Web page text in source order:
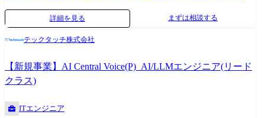
ト推進 クライアント・案件例 ・大手不動産会社のテナント企業向け会員
制施設・サービスの予約、決済システムの開発 仕事内容(想定) ・社内や
を想定しています. ※1 業務変更の範囲:会社内でのすべての業務 開発環
境 ・フロントエンド:JavaScript/TypeScript、Vue.js、Nuxt.js ・バックエン
ド:Java、Spring Boot ・データベース:Microsoft SQL Server、MySQL、
Fargate、Lambda、ELB、RDS、ElastiCache、CloudFront、S3) ・構成管
詳細を見る まずは相談する
テックタッチ株式会社
【新規事業】AI Central Voice(P)_AI/LLMエンジニア(リード
クラス)
ITエンジニア